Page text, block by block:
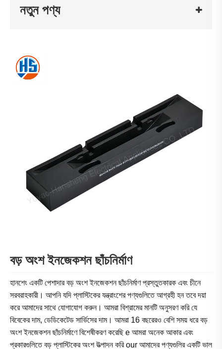
নতুন পণ্য
বড় অংশ ইনজেকশন ছাঁচনির্মাণ
হানশেং একটি পেশাদার বড় অংশ ইনজেকশন ছাঁচনির্মাণ প্রস্তুতকারক এবং চীনে
সরবরাহকারী। আপনি যদি প্লাস্টিকের যন্ত্রাংশের পণ্যগুলিতে আগ্রহী হন তবে দয়া
করে আমাদের সাথে যোগাযোগ করুন। আমরা বিশ্রামের মানটি অনুসরণ করি যে
বিবেকের দাম, ডেডিকেটেড সার্ভিসের দাম। আমরা 16 বছরেরও বেশি সময় ধরে বড়
অংশ ইনজেকশন ছাঁচনির্মাণে বিশেষীকরণ করেছি e আমরা অনেক আকার এবং
প্রকারগুলিতে বড় প্লাস্টিকের অংশ উত্পাদন করি our আমাদের পণ্যগুলির একটি ভাল